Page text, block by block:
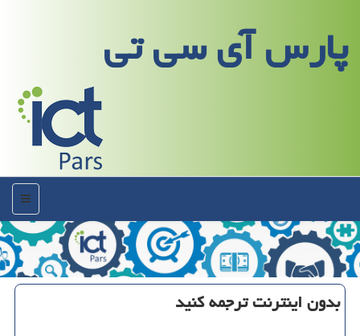
پارس آی سی تی
منو
بدون اینترنت ترجمه كنید